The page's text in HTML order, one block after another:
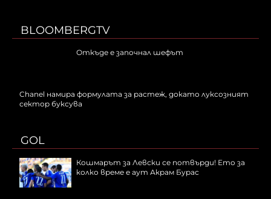
BLOOMBERGTV
Откъде е започнал шефът
Chanel намира формулата за растеж, докато луксозният
сектор буксува
GOL
Кошмарът за Левски се потвърди! Ето за
колко време е аут Акрам Бурас